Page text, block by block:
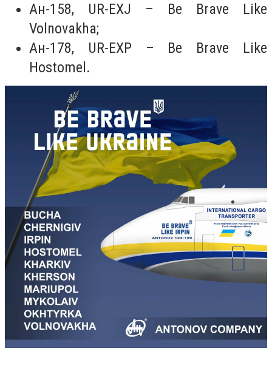
Ан-158, UR-EXJ – Be Brave Like
Volnovakha;
Ан-178, UR-EXP – Be Brave Like
Hostomel.